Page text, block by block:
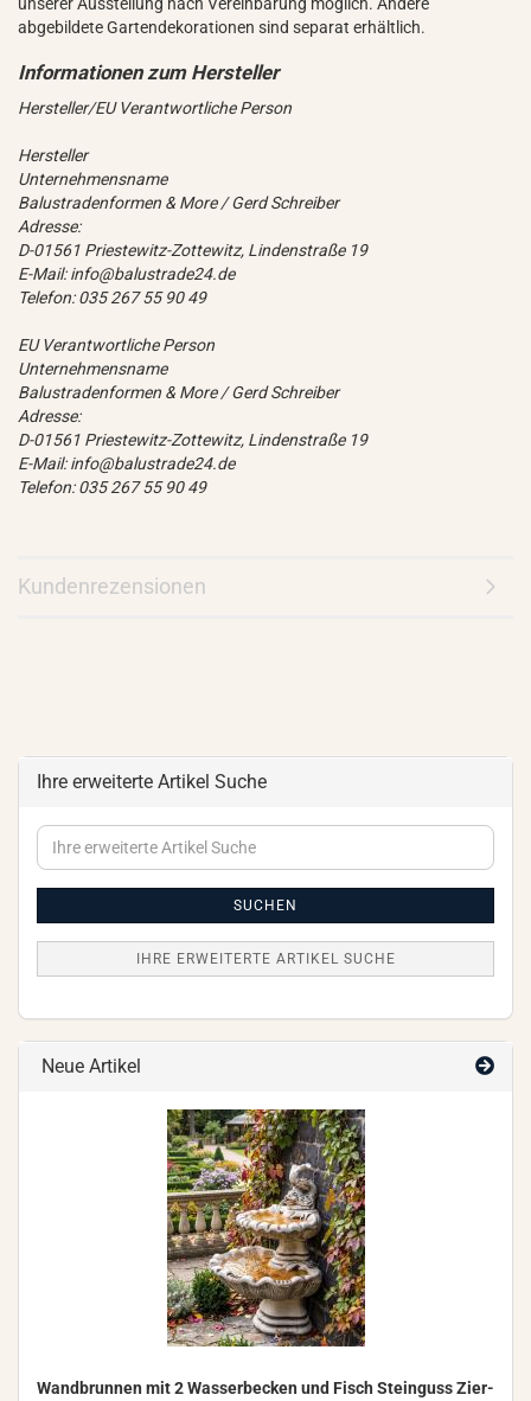
abgebildete Gartendekorationen sind separat erhältlich.
Hersteller/EU Verantwortliche Person
Hersteller
Unternehmensname
Balustradenformen & More / Gerd Schreiber
Adresse:
D-01561 Priestewitz-Zottewitz, Lindenstraße 19
E-Mail: info@balustrade24.de
Telefon: 035 267 55 90 49
EU Verantwortliche Person
Unternehmensname
Balustradenformen & More / Gerd Schreiber
Adresse:
D-01561 Priestewitz-Zottewitz, Lindenstraße 19
E-Mail: info@balustrade24.de
Telefon: 035 267 55 90 49
Kundenrezensionen
Ihre erweiterte Artikel Suche
Ihre
erweiterte
SUCHEN
IHRE ERWEITERTE ARTIKEL SUCHE
Neue Artikel
Wand­brun­nen mit 2 Was­ser­be­cken und Fisch Stein­guss Zier­